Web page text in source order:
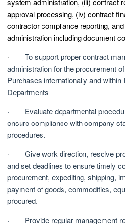
approval processing, (iv) contract
contractor compliance reporting,
administration including document
· To support proper contract
administration for the procurement
Purchases internationally and within
Departments
· Evaluate departmental
ensure compliance with company
procedures.
· Give work direction, resolve
and set deadlines to ensure timely
procurement, expediting, shipping,
payment of goods, commodities,
procured.
· Provide regular management